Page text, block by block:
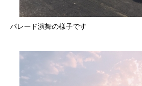
パレード演舞の様子です